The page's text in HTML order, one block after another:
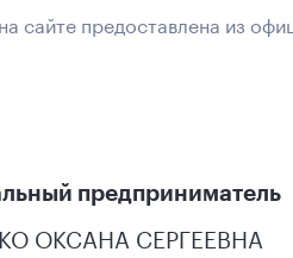
сайте предоставлена из
предприниматель
ОКСАНА СЕРГЕЕВНА